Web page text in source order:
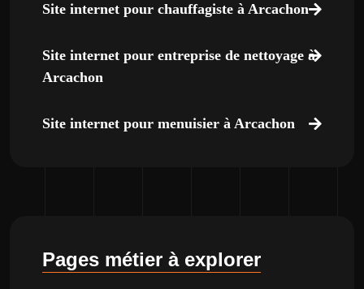
Site internet pour chauffagiste à Arcachon
Site internet pour entreprise de nettoyage à
Arcachon
Site internet pour menuisier à Arcachon
Pages métier à explorer